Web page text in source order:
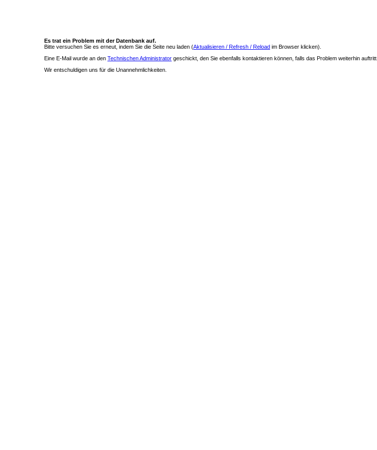
Es trat ein Problem mit der Datenbank auf.
Bitte versuchen Sie es erneut, indem Sie die Seite neu laden (Aktualisieren / Refresh / Reload im Browser klicken).
Eine E-Mail wurde an den Technischen Administrator geschickt, den Sie ebenfalls kontaktieren können, falls das Problem weiterhin auftritt.
Wir entschuldigen uns für die Unannehmlichkeiten.